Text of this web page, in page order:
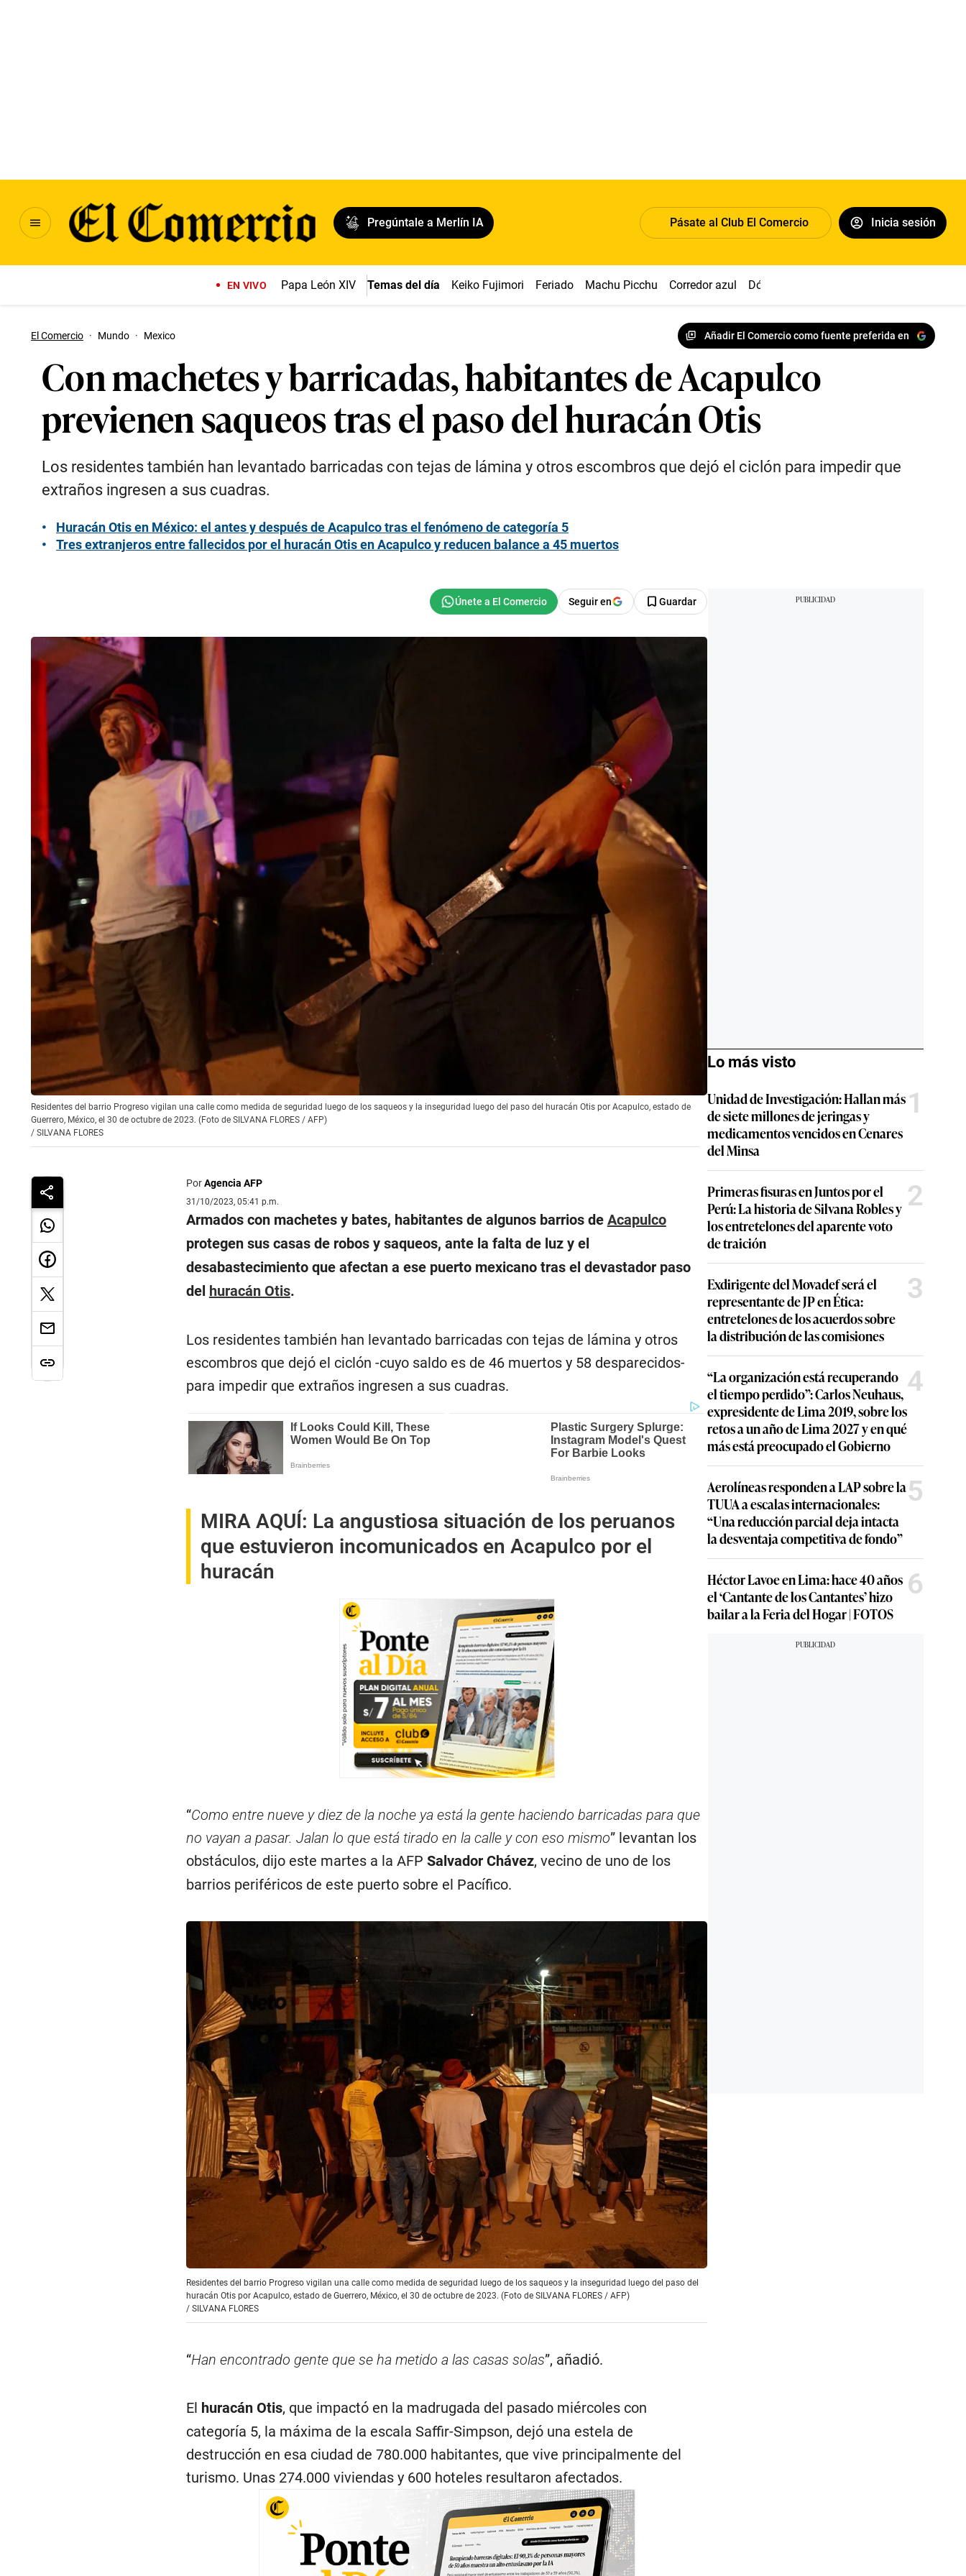
Pregúntale a Merlín IA Pásate al Club El Comercio Inicia sesión
EN VIVO Papa León XIV Temas del día Keiko Fujimori Feriado Machu Picchu Corredor azul Dólar
El Comercio · Mundo · Mexico Añadir El Comercio como fuente preferida en
Con machetes y barricadas, habitantes de Acapulco
previenen saqueos tras el paso del huracán Otis
Los residentes también han levantado barricadas con tejas de lámina y otros escombros que dejó el ciclón para impedir que
extraños ingresen a sus cuadras.
Huracán Otis en México: el antes y después de Acapulco tras el fenómeno de categoría 5
Tres extranjeros entre fallecidos por el huracán Otis en Acapulco y reducen balance a 45 muertos
Seguir en Guardar
Residentes del barrio Progreso vigilan una calle como medida de seguridad luego de los saqueos y la inseguridad luego del paso del huracán Otis por Acapulco, estado de
Guerrero, México, el 30 de octubre de 2023. (Foto de SILVANA FLORES / AFP)
/ SILVANA FLORES
PorAgencia AFP
31/10/2023, 05:41 p.m.
Armados con machetes y bates, habitantes de algunos barrios de Acapulco
protegen sus casas de robos y saqueos, ante la falta de luz y el
desabastecimiento que afectan a ese puerto mexicano tras el devastador paso
del huracán Otis.
Los residentes también han levantado barricadas con tejas de lámina y otros
escombros que dejó el ciclón -cuyo saldo es de 46 muertos y 58 desparecidos-
para impedir que extraños ingresen a sus cuadras.
MIRA AQUÍ: La angustiosa situación de los peruanos
que estuvieron incomunicados en Acapulco por el
huracán
“Como entre nueve y diez de la noche ya está la gente haciendo barricadas para que
no vayan a pasar. Jalan lo que está tirado en la calle y con eso mismo” levantan los
obstáculos, dijo este martes a la AFP Salvador Chávez, vecino de uno de los
barrios periféricos de este puerto sobre el Pacífico.
Residentes del barrio Progreso vigilan una calle como medida de seguridad luego de los saqueos y la inseguridad luego del paso del
huracán Otis por Acapulco, estado de Guerrero, México, el 30 de octubre de 2023. (Foto de SILVANA FLORES / AFP)
/ SILVANA FLORES
“Han encontrado gente que se ha metido a las casas solas”, añadió.
El huracán Otis, que impactó en la madrugada del pasado miércoles con
categoría 5, la máxima de la escala Saffir-Simpson, dejó una estela de
destrucción en esa ciudad de 780.000 habitantes, que vive principalmente del
turismo. Unas 274.000 viviendas y 600 hoteles resultaron afectados.
Lo más visto
Unidad de Investigación: Hallan más
de siete millones de jeringas y
medicamentos vencidos en Cenares
del Minsa
1
Primeras fisuras en Juntos por el
Perú: La historia de Silvana Robles y
los entretelones del aparente voto
de traición
2
Exdirigente del Movadef será el
representante de JP en Ética:
entretelones de los acuerdos sobre
la distribución de las comisiones
3
“La organización está recuperando
el tiempo perdido”: Carlos Neuhaus,
expresidente de Lima 2019, sobre los
retos a un año de Lima 2027 y en qué
más está preocupado el Gobierno
4
Aerolíneas responden a LAP sobre la
TUUA a escalas internacionales:
“Una reducción parcial deja intacta
la desventaja competitiva de fondo”
5
Héctor Lavoe en Lima: hace 40 años
el ‘Cantante de los Cantantes’ hizo
bailar a la Feria del Hogar | FOTOS
6